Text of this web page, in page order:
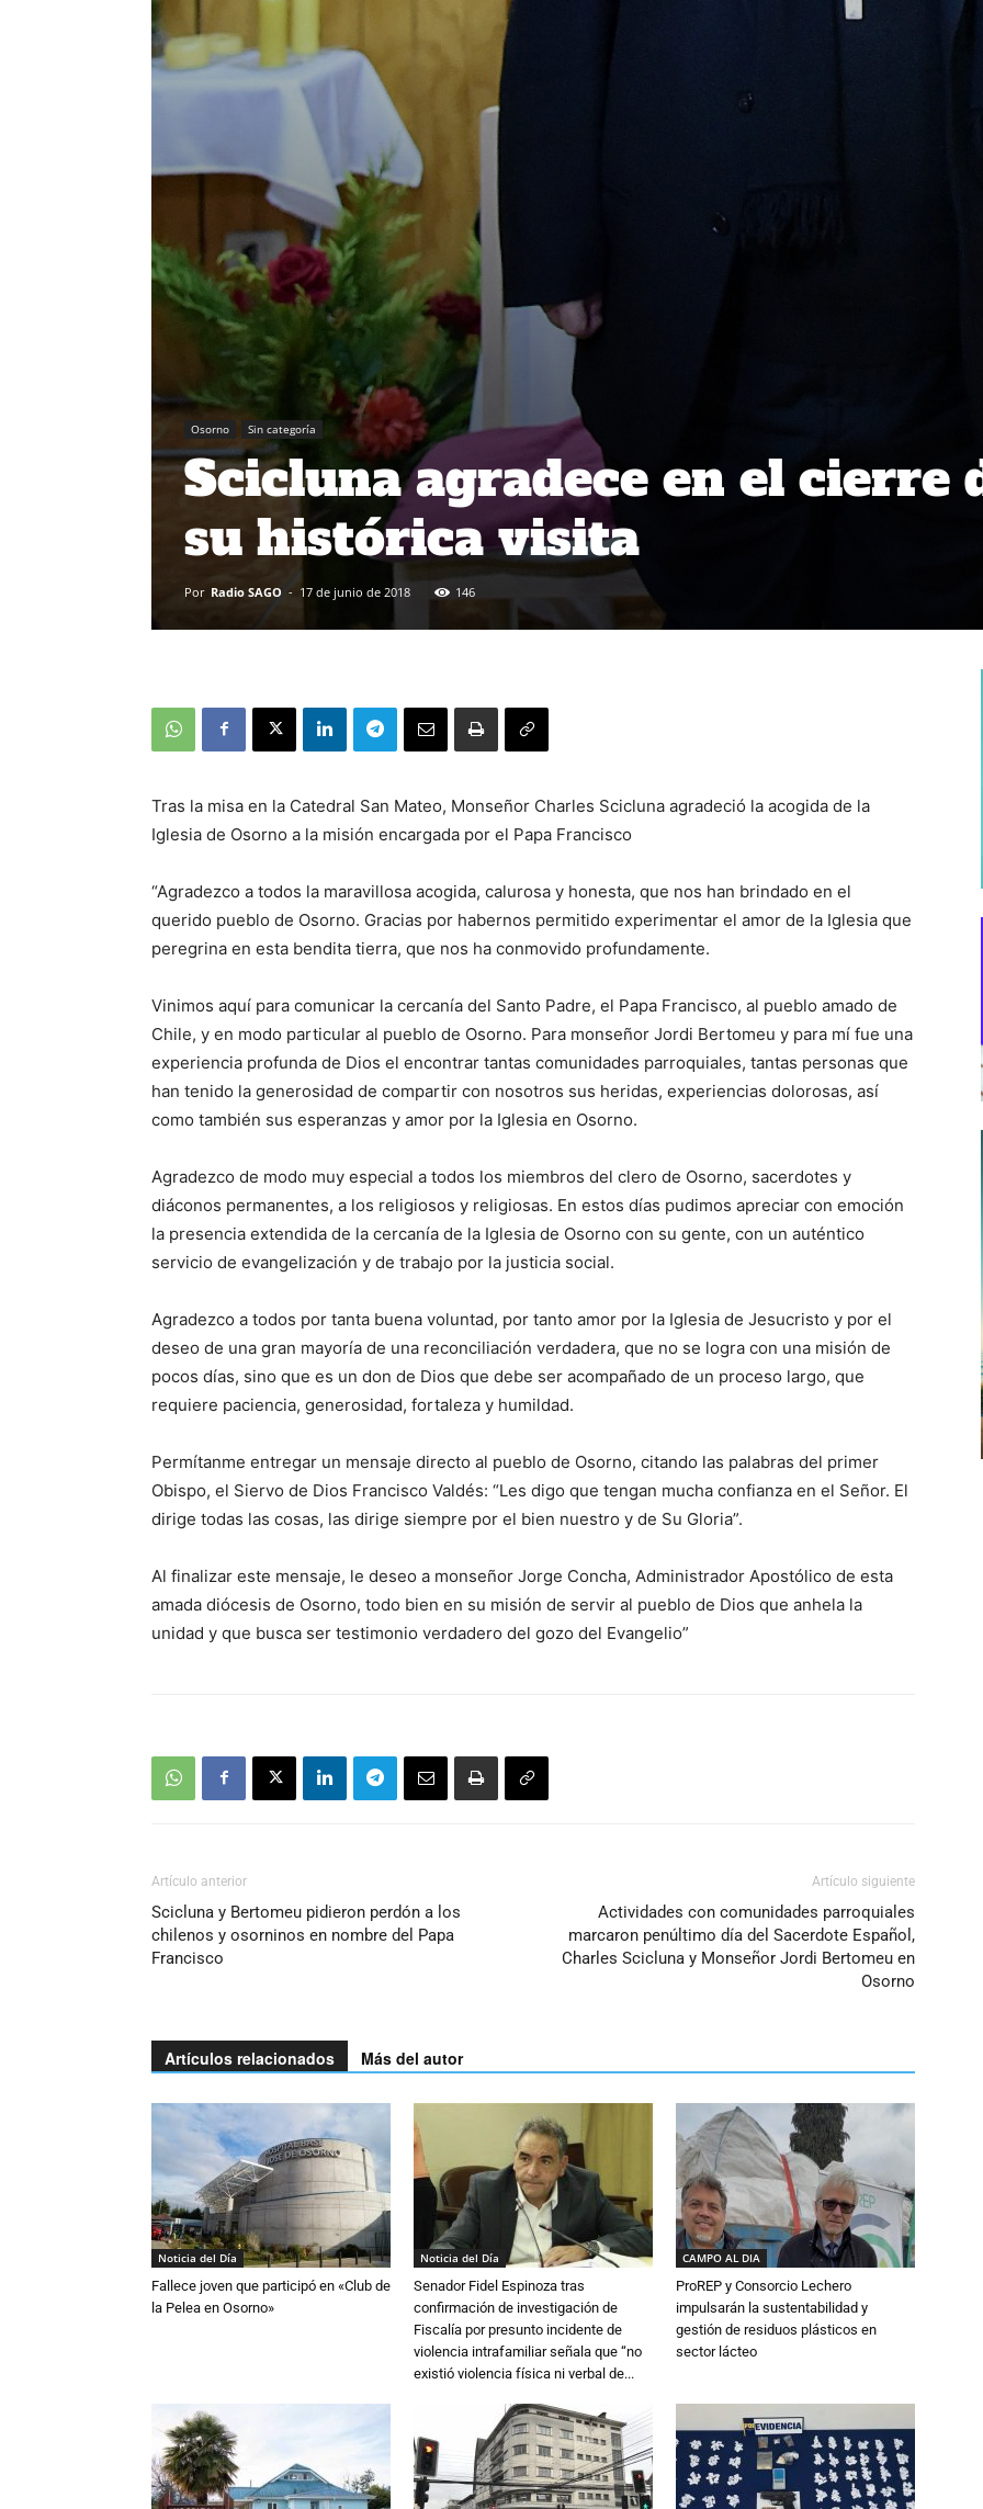
Osorno Sin categoría
Scicluna agradece en el cierre
su histórica visita
Por Radio SAGO - 17 de junio de 2018 146
Tras la misa en la Catedral San Mateo, Monseñor Charles Scicluna agradeció la acogida de la
Iglesia de Osorno a la misión encargada por el Papa Francisco
“Agradezco a todos la maravillosa acogida, calurosa y honesta, que nos han brindado en el
querido pueblo de Osorno. Gracias por habernos permitido experimentar el amor de la Iglesia que
peregrina en esta bendita tierra, que nos ha conmovido profundamente.
Vinimos aquí para comunicar la cercanía del Santo Padre, el Papa Francisco, al pueblo amado de
Chile, y en modo particular al pueblo de Osorno. Para monseñor Jordi Bertomeu y para mí fue una
experiencia profunda de Dios el encontrar tantas comunidades parroquiales, tantas personas que
han tenido la generosidad de compartir con nosotros sus heridas, experiencias dolorosas, así
como también sus esperanzas y amor por la Iglesia en Osorno.
Agradezco de modo muy especial a todos los miembros del clero de Osorno, sacerdotes y
diáconos permanentes, a los religiosos y religiosas. En estos días pudimos apreciar con emoción
la presencia extendida de la cercanía de la Iglesia de Osorno con su gente, con un auténtico
servicio de evangelización y de trabajo por la justicia social.
Agradezco a todos por tanta buena voluntad, por tanto amor por la Iglesia de Jesucristo y por el
deseo de una gran mayoría de una reconciliación verdadera, que no se logra con una misión de
pocos días, sino que es un don de Dios que debe ser acompañado de un proceso largo, que
requiere paciencia, generosidad, fortaleza y humildad.
Permítanme entregar un mensaje directo al pueblo de Osorno, citando las palabras del primer
Obispo, el Siervo de Dios Francisco Valdés: “Les digo que tengan mucha confianza en el Señor. El
dirige todas las cosas, las dirige siempre por el bien nuestro y de Su Gloria”.
Al finalizar este mensaje, le deseo a monseñor Jorge Concha, Administrador Apostólico de esta
amada diócesis de Osorno, todo bien en su misión de servir al pueblo de Dios que anhela la
unidad y que busca ser testimonio verdadero del gozo del Evangelio”
Artículo anterior
Scicluna y Bertomeu pidieron perdón a los
chilenos y osorninos en nombre del Papa
Francisco
Artículo siguiente
Actividades con comunidades parroquiales
marcaron penúltimo día del Sacerdote Español,
Charles Scicluna y Monseñor Jordi Bertomeu en
Osorno
Artículos relacionados Más del autor
Noticia del Día
Fallece joven que participó en «Club de
la Pelea en Osorno»
Noticia del Día
Senador Fidel Espinoza tras
confirmación de investigación de
Fiscalía por presunto incidente de
violencia intrafamiliar señala que “no
existió violencia física ni verbal de...
CAMPO AL DIA
ProREP y Consorcio Lechero
impulsarán la sustentabilidad y
gestión de residuos plásticos en
sector lácteo